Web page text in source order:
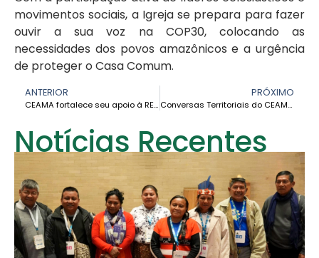
movimentos sociais, a Igreja se prepara para fazer
ouvir a sua voz na COP30, colocando as
necessidades dos povos amazônicos e a urgência
de proteger o Casa Comum.
ANTERIOR
CEAMA fortalece seu apoio à REIBA em sua Primeira Assembleia Geral e Envio Missionário 2025
PRÓXIMO
Conversas Territoriais do CEAMA fortalecem o caminho sinodal na Amazônia
Notícias Recentes